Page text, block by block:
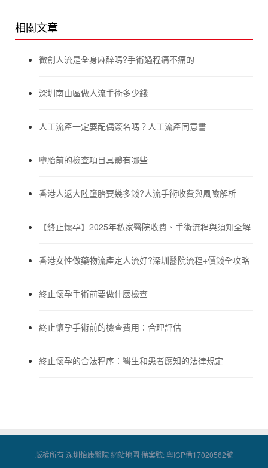
相關文章
微創人流是全身麻醉嗎?手術過程痛不痛的
深圳南山區做人流手術多少錢
人工流產一定要配偶簽名嗎？人工流產同意書
墮胎前的檢查項目具體有哪些
香港人返大陸墮胎要幾多錢?人流手術收費與風險解析
【終止懷孕】2025年私家醫院收費、手術流程與須知全解
香港女性做藥物流產定人流好?深圳醫院流程+價錢全攻略
終止懷孕手術前要做什麼檢查
終止懷孕手術前的檢查費用：合理評估
終止懷孕的合法程序：醫生和患者應知的法律規定
版權所有 深圳怡康醫院網站地圖 備案號:粵ICP備17020562號